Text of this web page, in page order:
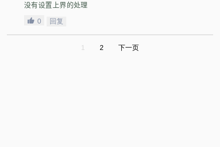
没有设置上界的处理
0 回复
1 2 下一页